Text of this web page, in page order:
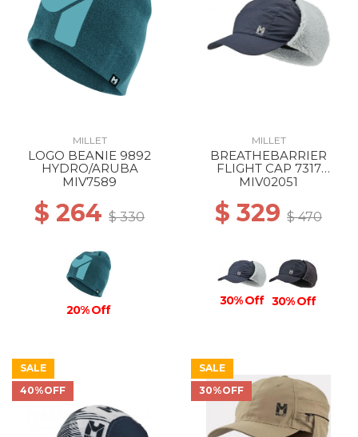
MILLET
LOGO BEANIE 9892
HYDRO/ARUBA
MIV7589
$ 264 $ 330
20% Off
MILLET
BREATHEBARRIER
FLIGHT CAP 7317
SAPHIR
MIV02051
$ 329 $ 470
30% Off 30% Off
SALE
40%OFF
SALE
30%OFF